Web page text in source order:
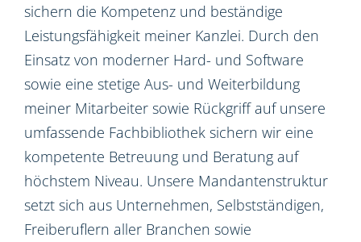
sichern die Kompetenz und beständige
Leistungsfähigkeit meiner Kanzlei. Durch den
Einsatz von moderner Hard- und Software
sowie eine stetige Aus- und Weiterbildung
meiner Mitarbeiter sowie Rückgriff auf unsere
umfassende Fachbibliothek sichern wir eine
kompetente Betreuung und Beratung auf
höchstem Niveau. Unsere Mandantenstruktur
setzt sich aus Unternehmen, Selbstständigen,
Freiberuflern aller Branchen sowie